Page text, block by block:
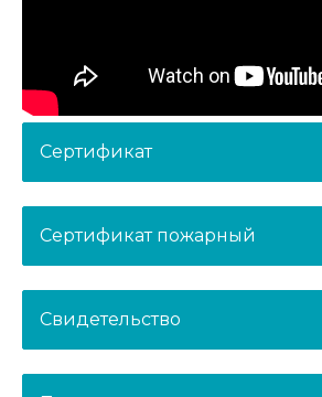
Сертификат
Сертификат пожарный
Свидетельство